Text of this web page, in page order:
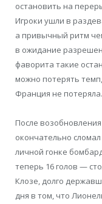
остановить на
Игроки ушли в
а привычный ритм
в ожидание
фаворита такие
можно потерять
Франция не потеряла.
После
окончательно
личной гонке
теперь 16 голов —
Клозе, долго
дня в том, что